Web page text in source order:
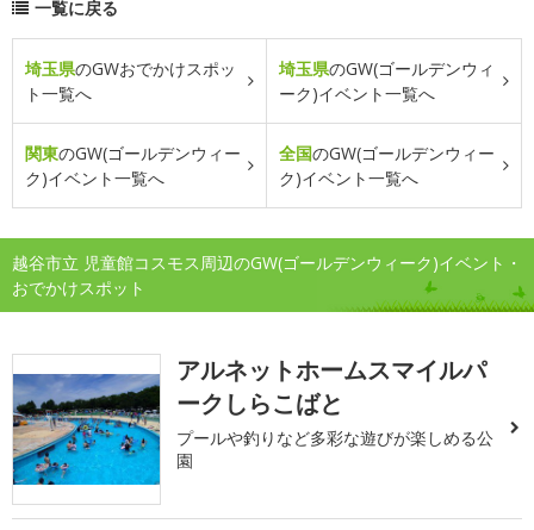
一覧に戻る
埼玉県のGWおでかけスポッ
ト一覧へ
埼玉県のGW(ゴールデンウィ
ーク)イベント一覧へ
関東のGW(ゴールデンウィー
ク)イベント一覧へ
全国のGW(ゴールデンウィー
ク)イベント一覧へ
越谷市立 児童館コスモス周辺のGW(ゴールデンウィーク)イベント・
おでかけスポット
アルネットホームスマイルパ
ークしらこばと
プールや釣りなど多彩な遊びが楽しめる公
園